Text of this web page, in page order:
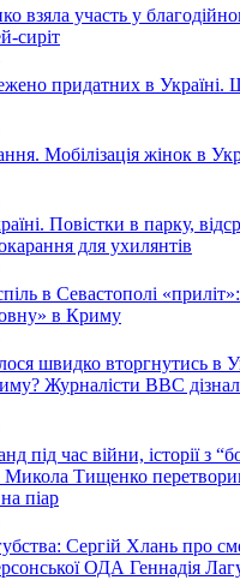
взяла участь у
сиріт
придатних в Україні.
Мобілізація жінок в
Повістки в парку,
для ухилянтів
в Севастополі
в Криму
швидко вторгнутись в
Журналісти ВВС
під час війни, історії з
Микола Тищенко
піар
Сергій Хлань про
ОДА Геннадія